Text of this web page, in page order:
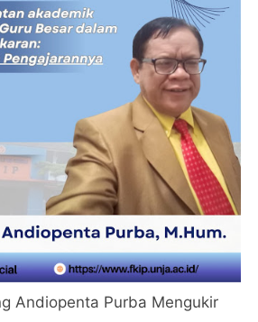
Andiopenta Purba Mengukir